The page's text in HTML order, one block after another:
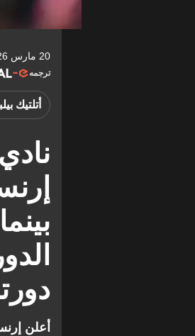
20 مارس 2026 ٠٩:٥٩-04:00
ترجمه
أتلتيك
أعلن